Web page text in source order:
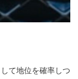
て地位を確率しつ